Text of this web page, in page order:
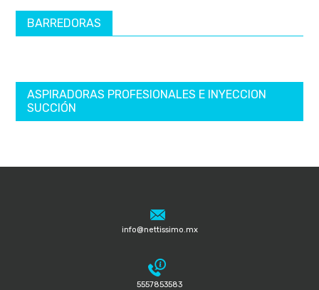
BARREDORAS
ASPIRADORAS PROFESIONALES E INYECCION
SUCCIÓN
info@nettissimo.mx
5557853583